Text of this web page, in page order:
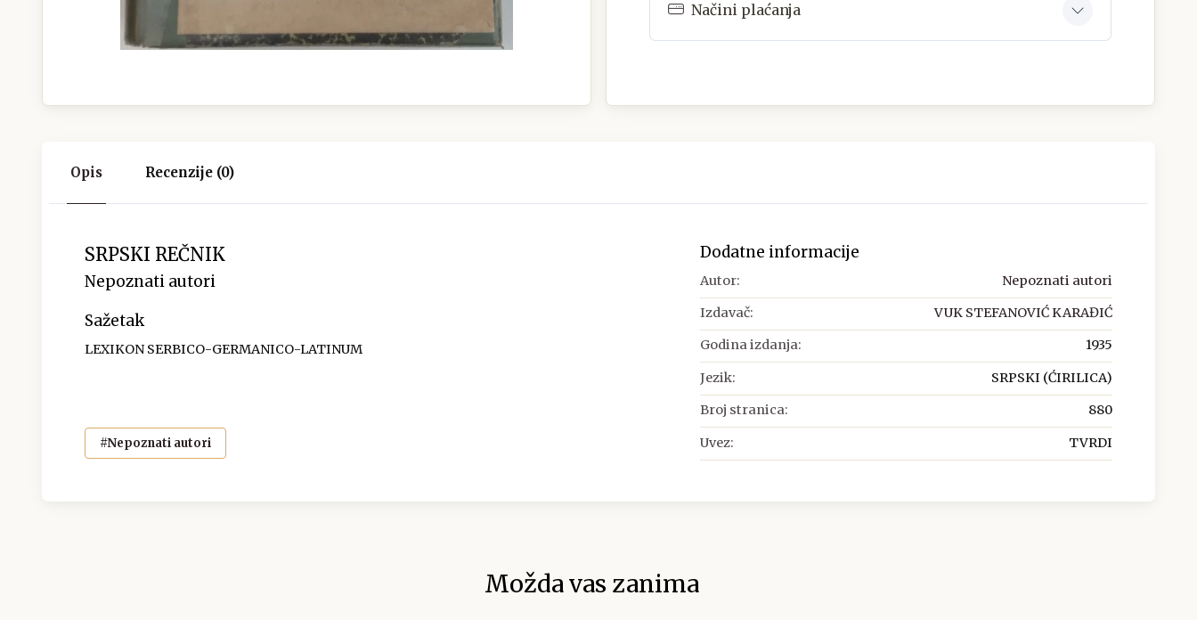
Načini plaćanja
Opis Recenzije (0)
SRPSKI REČNIK
Nepoznati autori
Sažetak
LEXIKON SERBICO-GERMANICO-LATINUM
#Nepoznati autori
Dodatne informacije
Autor: Nepoznati autori
Izdavač: VUK STEFANOVIĆ KARAĐIĆ
Godina izdanja: 1935
Jezik: SRPSKI (ĆIRILICA)
Broj stranica: 880
Uvez: TVRDI
Možda vas zanima